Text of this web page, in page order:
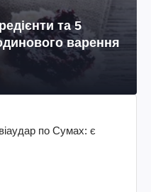
та 5
варення
по Сумах: є